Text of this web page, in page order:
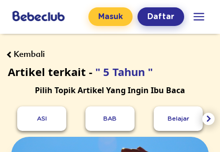
Masuk Daftar
Kembali
Artikel terkait - " 5 Tahun "
Pilih Topik Artikel Yang Ingin Ibu Baca
ASI BAB Belajar